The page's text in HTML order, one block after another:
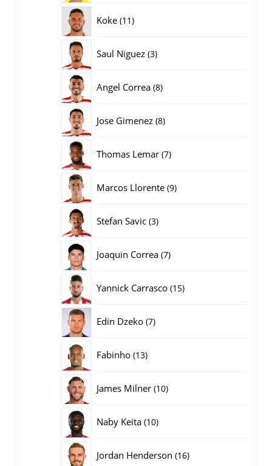
Koke 1111
Saul Niguez 33
Angel Correa 88
Jose Gimenez 88
Thomas Lemar 77
Marcos Llorente 99
Stefan Savic 33
Joaquin Correa 77
Yannick Carrasco 1515
Edin Dzeko 77
Fabinho 1313
James Milner 1010
Naby Keita 1010
Jordan Henderson 1616